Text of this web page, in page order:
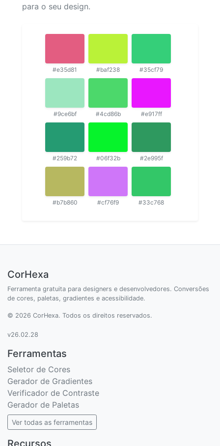
para o seu design.
#e35d81 #baf238 #35cf79
#9ce6bf #4cd86b #e917ff
#259b72 #06f32b #2e995f
#b7b860 #cf76f9 #33c768
CorHexa
Ferramenta gratuita para designers e desenvolvedores. Conversões
de cores, paletas, gradientes e acessibilidade.
© 2026 CorHexa. Todos os direitos reservados.
v26.02.28
Ferramentas
Seletor de Cores
Gerador de Gradientes
Verificador de Contraste
Gerador de Paletas
Ver todas as ferramentas
Recursos